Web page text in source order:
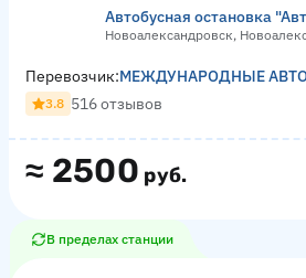
Автобусная остановка
Новоалександровск,
≈ 2500 руб.
Перевозчик:МЕЖДУНАРОДНЫЕ
3.8 516 отзывов
В пределах станции